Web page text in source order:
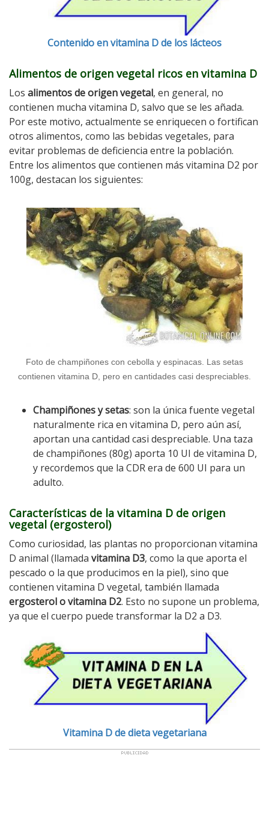
Contenido en vitamina D de los lácteos
Alimentos de origen vegetal ricos en vitamina D
Los alimentos de origen vegetal, en general, no
contienen mucha vitamina D, salvo que se les añada.
Por este motivo, actualmente se enriquecen o fortifican
otros alimentos, como las bebidas vegetales, para
evitar problemas de deficiencia entre la población.
Entre los alimentos que contienen más vitamina D2 por
100g, destacan los siguientes:
Foto de champiñones con cebolla y espinacas. Las setas
contienen vitamina D, pero en cantidades casi despreciables.
Champiñones y setas: son la única fuente vegetal
naturalmente rica en vitamina D, pero aún así,
aportan una cantidad casi despreciable. Una taza
de champiñones (80g) aporta 10 UI de vitamina D,
y recordemos que la CDR era de 600 UI para un
adulto.
Características de la vitamina D de origen
vegetal (ergosterol)
Como curiosidad, las plantas no proporcionan vitamina
D animal (llamada vitamina D3, como la que aporta el
pescado o la que producimos en la piel), sino que
contienen vitamina D vegetal, también llamada
ergosterol o vitamina D2. Esto no supone un problema,
ya que el cuerpo puede transformar la D2 a D3.
Vitamina D de dieta vegetariana